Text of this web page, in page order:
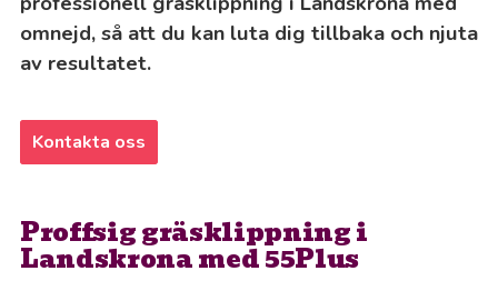
omnejd, så att du kan luta dig tillbaka och njuta
av resultatet.
Kontakta oss
Proffsig gräsklippning i
Landskrona med 55Plus